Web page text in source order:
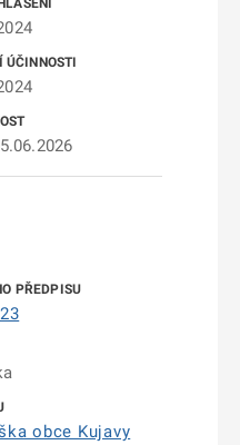
obce Kujavy